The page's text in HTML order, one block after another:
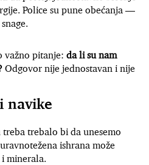
Police su pune obećanja —
važno pitanje: da li su nam
Odgovor nije jednostavan i nije
navike
trebalo bi da unesemo
ishrana može
minerala.